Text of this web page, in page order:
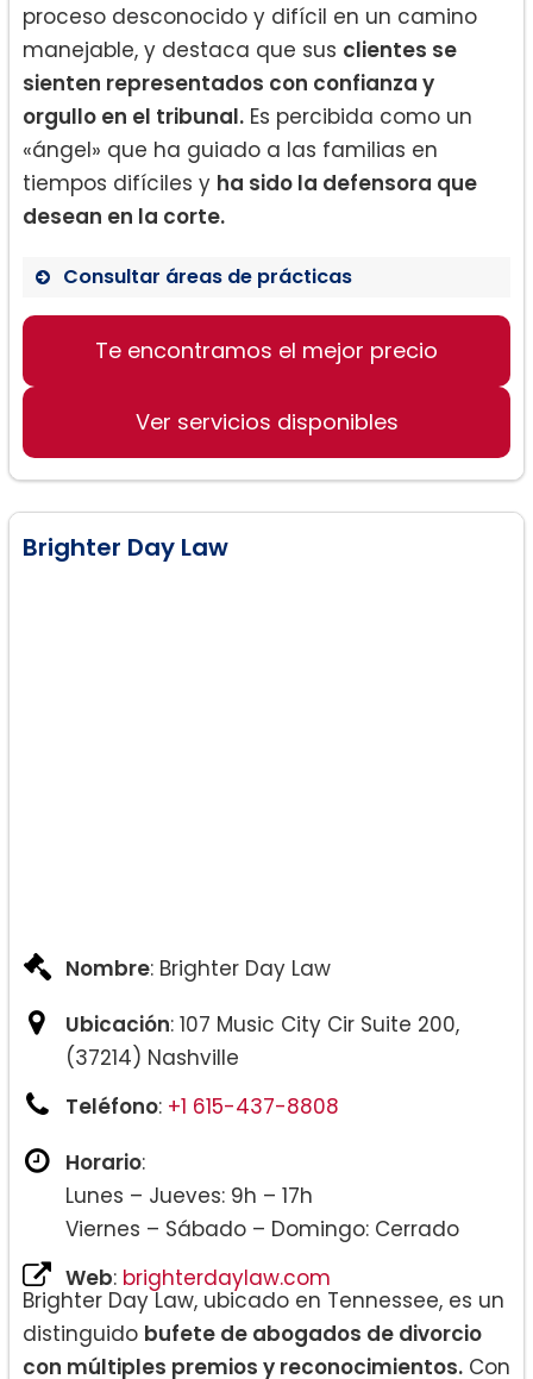
proceso desconocido y difícil en un camino
manejable, y destaca que sus clientes se
sienten representados con confianza y
orgullo en el tribunal. Es percibida como un
«ángel» que ha guiado a las familias en
tiempos difíciles y ha sido la defensora que
desean en la corte.
Consultar áreas de prácticas
Derecho de familia
Asesoramiento legal
Te encontramos el mejor precio
Ver servicios disponibles
Brighter Day Law
Nombre: Brighter Day Law
Ubicación: 107 Music City Cir Suite 200,
(37214) Nashville
Teléfono: +1 615-437-8808
Horario:
Lunes – Jueves: 9h – 17h
Viernes – Sábado – Domingo: Cerrado
Web: brighterdaylaw.com
Brighter Day Law, ubicado en Tennessee, es un
distinguido bufete de abogados de divorcio
con múltiples premios y reconocimientos. Con